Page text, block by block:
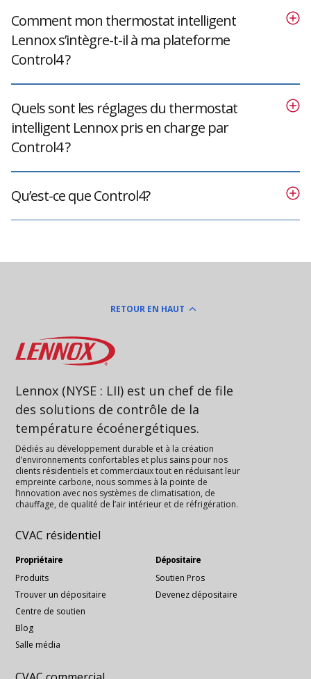
Comment mon thermostat intelligent
Lennox s’intègre-t-il à ma plateforme
Control4 ?
Quels sont les réglages du thermostat
intelligent Lennox pris en charge par
Control4 ?
Qu’est-ce que Control4?
RETOUR EN HAUT
Lennox
Lennox (NYSE : LII) est un chef de file
des solutions de contrôle de la
température écoénergétiques.
Dédiés au développement durable et à la création
d’environnements confortables et plus sains pour nos
clients résidentiels et commerciaux tout en réduisant leur
empreinte carbone, nous sommes à la pointe de
l’innovation avec nos systèmes de climatisation, de
chauffage, de qualité de l’air intérieur et de réfrigération.
CVAC résidentiel
Propriétaire
Produits
Trouver un dépositaire
Centre de soutien
Blog
Salle média
Dépositaire
Soutien Pros
Devenez dépositaire